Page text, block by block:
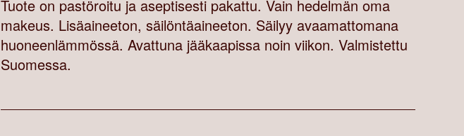
Tuote on pastöroitu ja aseptisesti pakattu. Vain hedelmän oma
makeus. Lisäaineeton, säilöntäaineeton. Säilyy avaamattomana
huoneenlämmössä. Avattuna jääkaapissa noin viikon. Valmistettu
Suomessa.